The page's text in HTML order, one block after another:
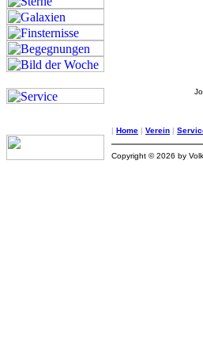
| Home | Verein |
Copyright © 2026 by